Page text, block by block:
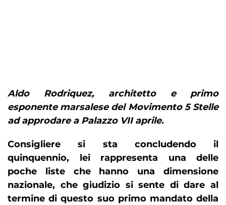
Aldo Rodriquez, architetto e primo
esponente marsalese del Movimento 5 Stelle
ad approdare a Palazzo VII aprile.
Consigliere si sta concludendo il
quinquennio, lei rappresenta una delle
poche liste che hanno una dimensione
nazionale, che giudizio si sente di dare al
termine di questo suo primo mandato della